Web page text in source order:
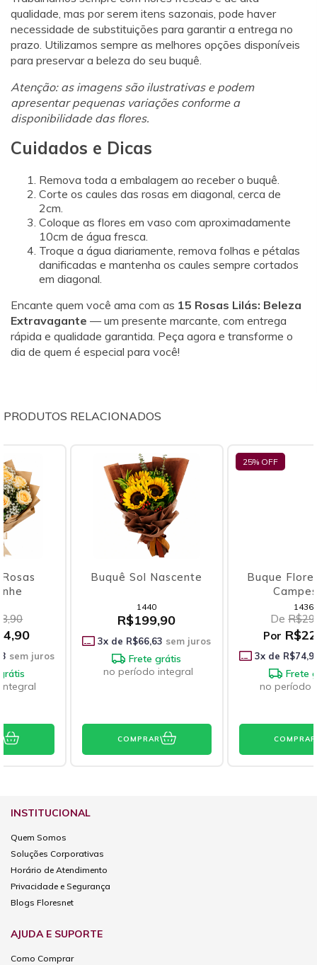
qualidade, mas por serem itens sazonais, pode haver
necessidade de substituições para garantir a entrega no
prazo. Utilizamos sempre as melhores opções disponíveis
para preservar a beleza do seu buquê.
Atenção: as imagens são ilustrativas e podem
apresentar pequenas variações conforme a
disponibilidade das flores.
Cuidados e Dicas
Remova toda a embalagem ao receber o buquê.
Corte os caules das rosas em diagonal, cerca de
2cm.
Coloque as flores em vaso com aproximadamente
10cm de água fresca.
Troque a água diariamente, remova folhas e pétalas
danificadas e mantenha os caules sempre cortados
em diagonal.
Encante quem você ama com as 15 Rosas Lilás: Beleza
Extravagante — um presente marcante, com entrega
rápida e qualidade garantida. Peça agora e transforme o
dia de quem é especial para você!
PRODUTOS RELACIONADOS
Buquê Sol Nascente
R$66,63 sem juros
Frete grátis
no período integral
25% OFF
Buque Florescer Mix
R$224,90
R$74,97 sem juros
Frete grátis
no período integral
INSTITUCIONAL
Quem Somos
Soluções Corporativas
Horário de Atendimento
Privacidade e Segurança
Blogs Floresnet
AJUDA E SUPORTE
Como Comprar